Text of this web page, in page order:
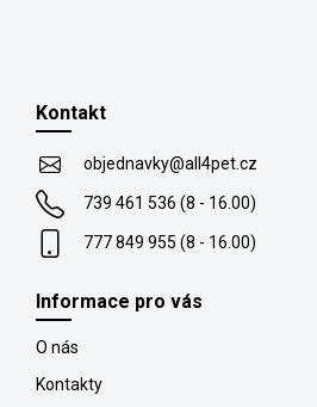
Kontakt
objednavky@all4pet.cz
739 461 536 (8 - 16.00)
777 849 955 (8 - 16.00)
Informace pro vás
O nás
Kontakty